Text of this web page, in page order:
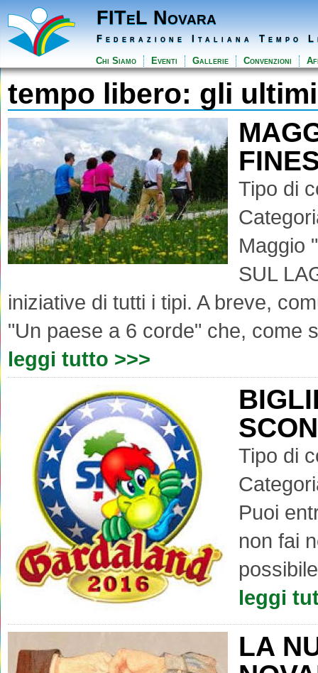
FITeL Novara
Federazione Italiana Tempo
Chi Siamo Eventi Gallerie Convenzioni
tempo libero: gli
Tipo di
Maggio
SUL
iniziative di tutti i tipi. A breve,
"Un paese a 6 corde" che, come
leggi tutto >>>
Tipo di
Puoi
non fai
leggi
LA